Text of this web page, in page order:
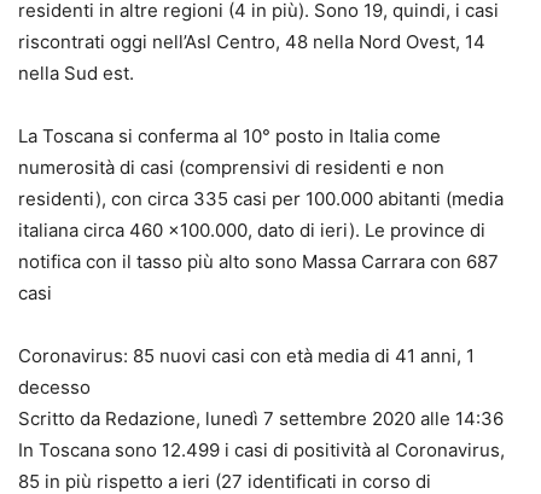
residenti in altre regioni (4 in più). Sono 19, quindi, i casi
riscontrati oggi nell’Asl Centro, 48 nella Nord Ovest, 14
nella Sud est.
La Toscana si conferma al 10° posto in Italia come
numerosità di casi (comprensivi di residenti e non
residenti), con circa 335 casi per 100.000 abitanti (media
italiana circa 460 x100.000, dato di ieri). Le province di
notifica con il tasso più alto sono Massa Carrara con 687
casi
Coronavirus: 85 nuovi casi con età media di 41 anni, 1
decesso
Scritto da Redazione, lunedì 7 settembre 2020 alle 14:36
In Toscana sono 12.499 i casi di positività al Coronavirus,
85 in più rispetto a ieri (27 identificati in corso di